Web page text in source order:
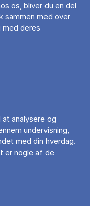
os, bliver du en del
sammen med over
med deres
analysere og
undervisning,
med din hverdag.
er nogle af de